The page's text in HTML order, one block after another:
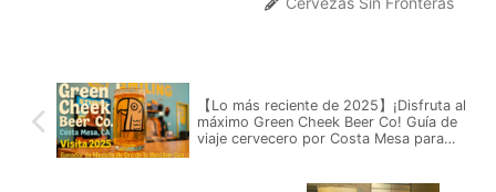
【Lo más reciente de 2025】¡Disfruta al
máximo Green Cheek Beer Co! Guía de
viaje cervecero por Costa Mesa para